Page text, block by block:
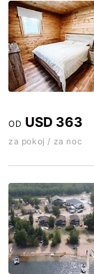
OD USD 363
za pokoj / za noc